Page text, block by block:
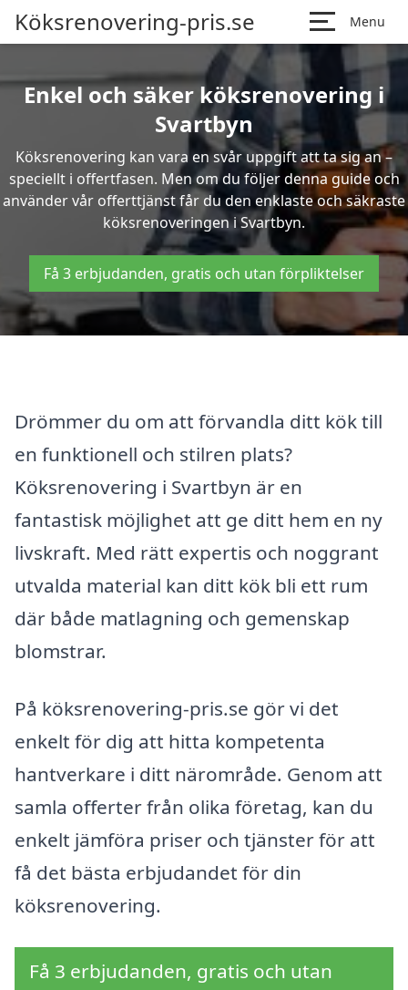
Köksrenovering-pris.se Menu
Enkel och säker köksrenovering i
Svartbyn
Köksrenovering kan vara en svår uppgift att ta sig an –
speciellt i offertfasen. Men om du följer denna guide och
använder vår offerttjänst får du den enklaste och säkraste
köksrenoveringen i Svartbyn.
Få 3 erbjudanden, gratis och utan förpliktelser
Drömmer du om att förvandla ditt kök till
en funktionell och stilren plats?
Köksrenovering i Svartbyn är en
fantastisk möjlighet att ge ditt hem en ny
livskraft. Med rätt expertis och noggrant
utvalda material kan ditt kök bli ett rum
där både matlagning och gemenskap
blomstrar.
På köksrenovering-pris.se gör vi det
enkelt för dig att hitta kompetenta
hantverkare i ditt närområde. Genom att
samla offerter från olika företag, kan du
enkelt jämföra priser och tjänster för att
få det bästa erbjudandet för din
köksrenovering.
Få 3 erbjudanden, gratis och utan